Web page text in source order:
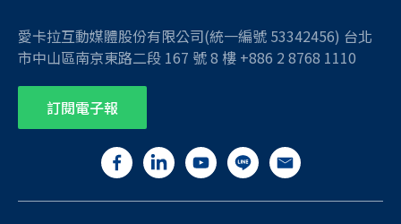
愛卡拉互動媒體股份有限公司(統一編號 53342456) 台北
市中山區南京東路二段 167 號 8 樓 +886 2 8768 1110
訂閱電子報